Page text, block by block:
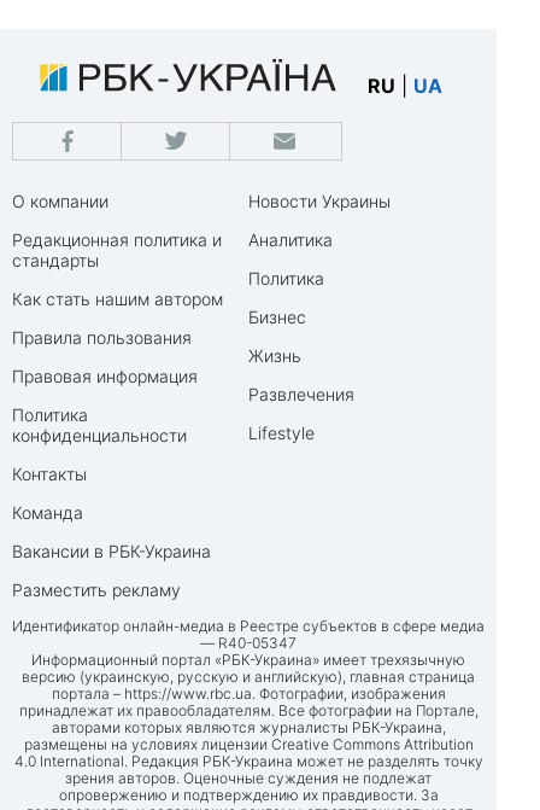
RU UA
О компании
Редакционная политика и
стандарты
Как стать нашим автором
Правила пользования
Правовая информация
Политика
конфиденциальности
Контакты
Команда
Вакансии в РБК-Украина
Разместить рекламу
Новости Украины
Аналитика
Политика
Бизнес
Жизнь
Развлечения
Lifestyle
Идентификатор онлайн-медиа в Реестре субъектов в сфере медиа
— R40-05347
Информационный портал «РБК-Украина» имеет трехязычную
версию (украинскую, русскую и английскую), главная страница
портала – https://www.rbc.ua. Фотографии, изображения
принадлежат их правообладателям. Все фотографии на Портале,
авторами которых являются журналисты РБК-Украина,
размещены на условиях лицензии Creative Commons Attribution
4.0 International. Редакция РБК-Украина может не разделять точку
зрения авторов. Оценочные суждения не подлежат
опровержению и подтверждению их правдивости. За